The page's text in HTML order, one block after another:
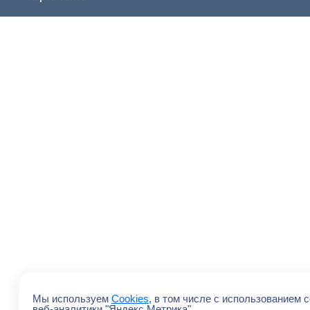
Мы используем Cookies, в том числе с использованием